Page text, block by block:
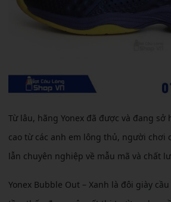
Từ lâu, hãng Yonex đã được và đang
cao từ các anh em lông thủ, người chơi
lẫn chuyên nghiệp về mẫu mã và chất
Yonex Bubble Out – Xanh là đôi giày